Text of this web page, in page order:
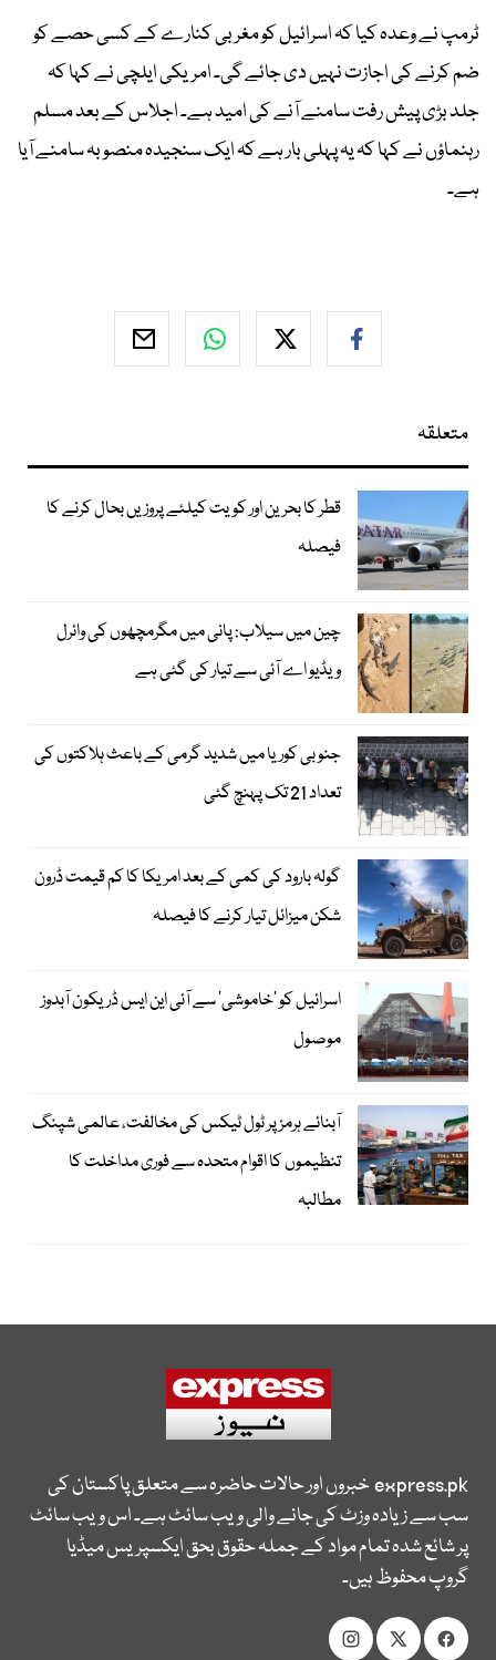
ٹرمپ نے وعدہ کیا کہ اسرائیل کو مغربی کنارے کے کسی حصے کو
ضم کرنے کی اجازت نہیں دی جائے گی۔ امریکی ایلچی نے کہا کہ
جلد بڑی پیش رفت سامنے آنے کی امید ہے۔ اجلاس کے بعد مسلم
رہنماؤں نے کہا کہ یہ پہلی بار ہے کہ ایک سنجیدہ منصوبہ سامنے آیا
ہے۔
متعلقہ
قطر کا بحرین اور کویت کیلئے پروزیں بحال کرنے کا
فیصلہ
چین میں سیلاب: پانی میں مگرمچھوں کی وائرل
ویڈیو اے آئی سے تیار کی گئی ہے
جنوبی کوریا میں شدید گرمی کے باعث ہلاکتوں کی
تعداد 21 تک پہنچ گئی
گولہ بارود کی کمی کے بعد امریکا کا کم قیمت ڈرون
شکن میزائل تیار کرنے کا فیصلہ
اسرائیل کو ’خاموشی‘ سے آئی این ایس ڈریکون آبدوز
موصول
آبنائے ہرمز پر ٹول ٹیکس کی مخالفت، عالمی شپنگ
تنظیموں کا اقوام متحدہ سے فوری مداخلت کا
مطالبہ
express.pkخبروں اور حالات حاضرہ سے متعلق پاکستان کی
سب سے زیادہ وزٹ کی جانے والی ویب سائٹ ہے۔ اس ویب سائٹ
پر شائع شدہ تمام مواد کے جملہ حقوق بحق ایکسپریس میڈیا
گروپ محفوظ ہیں۔